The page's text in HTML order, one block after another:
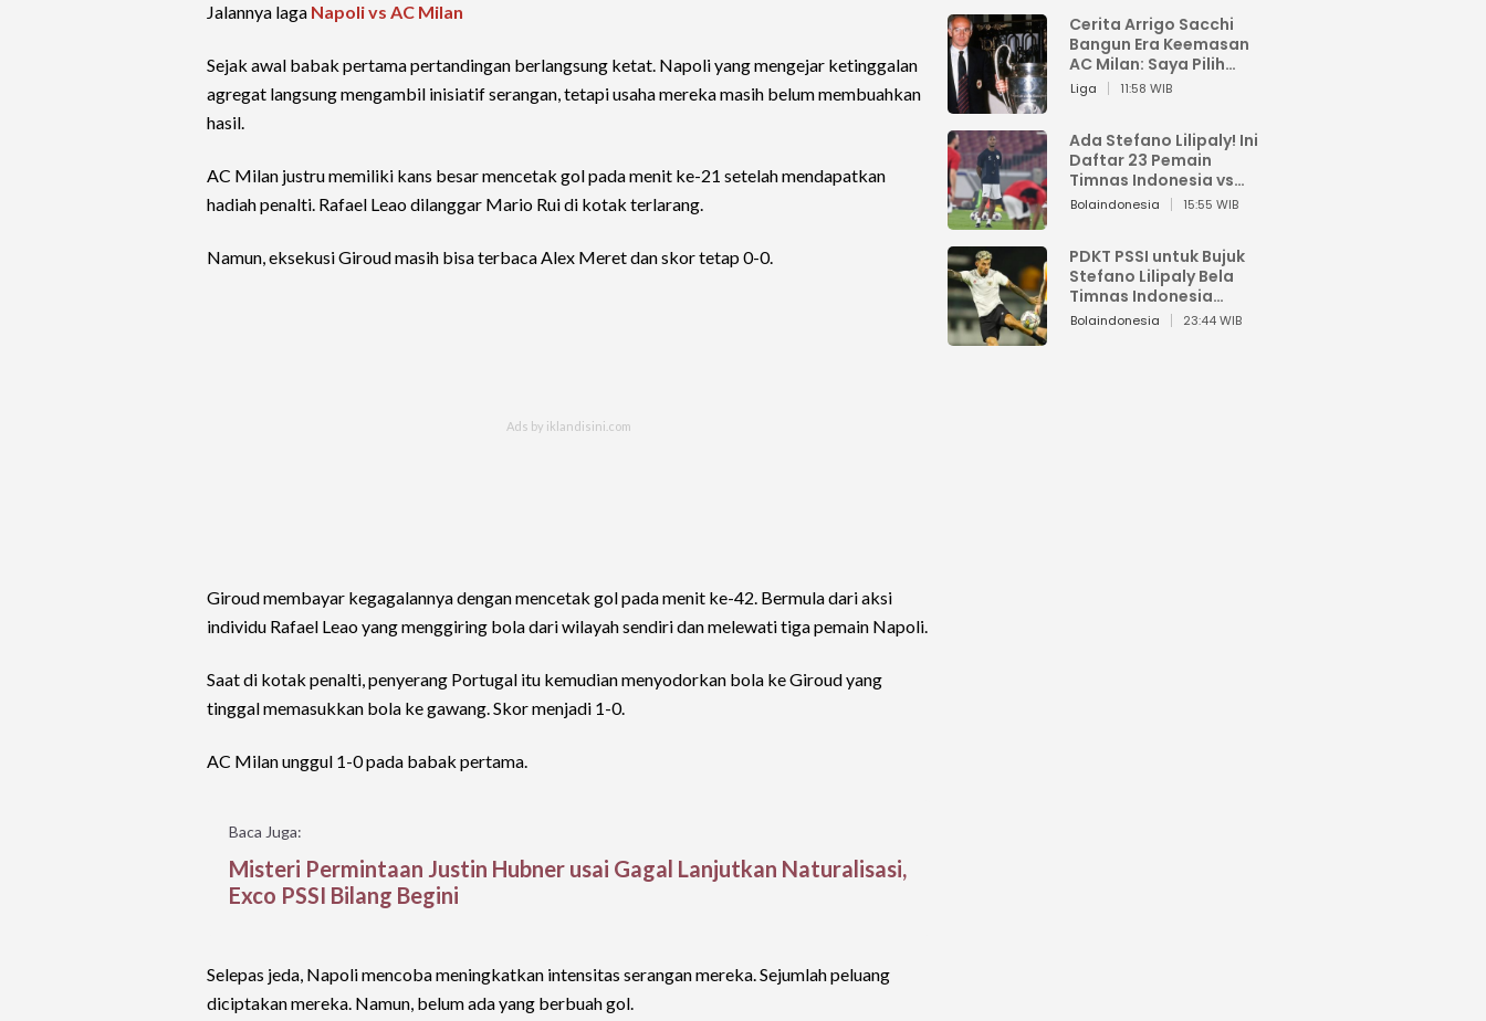
Jalannya laga Napoli vs AC Milan
Sejak awal babak pertama pertandingan berlangsung ketat. Napoli yang mengejar ketinggalan
agregat langsung mengambil inisiatif serangan, tetapi usaha mereka masih belum membuahkan
hasil.
AC Milan justru memiliki kans besar mencetak gol pada menit ke-21 setelah mendapatkan
hadiah penalti. Rafael Leao dilanggar Mario Rui di kotak terlarang.
Namun, eksekusi Giroud masih bisa terbaca Alex Meret dan skor tetap 0-0.
Giroud membayar kegagalannya dengan mencetak gol pada menit ke-42. Bermula dari aksi
individu Rafael Leao yang menggiring bola dari wilayah sendiri dan melewati tiga pemain Napoli.
Saat di kotak penalti, penyerang Portugal itu kemudian menyodorkan bola ke Giroud yang
tinggal memasukkan bola ke gawang. Skor menjadi 1-0.
AC Milan unggul 1-0 pada babak pertama.
Baca Juga:
Misteri Permintaan Justin Hubner usai Gagal Lanjutkan Naturalisasi,
Exco PSSI Bilang Begini
Selepas jeda, Napoli mencoba meningkatkan intensitas serangan mereka. Sejumlah peluang
diciptakan mereka. Namun, belum ada yang berbuah gol.
Cerita Arrigo Sacchi
Bangun Era Keemasan
AC Milan: Saya Pilih
Pemain dari Isi Otaknya
Liga 11:58 WIB
Ada Stefano Lilipaly! Ini
Daftar 23 Pemain
Timnas Indonesia vs
China
Bolaindonesia 15:55 WIB
PDKT PSSI untuk Bujuk
Stefano Lilipaly Bela
Timnas Indonesia
Berakhir Berantakan
Bolaindonesia 23:44 WIB